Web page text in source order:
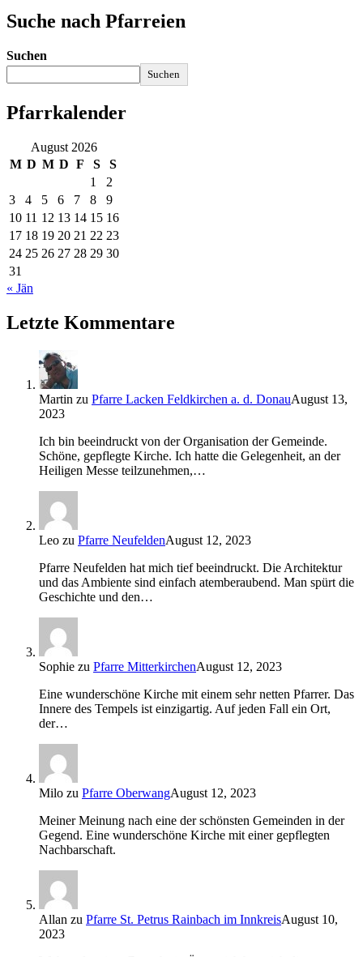
Suche nach Pfarreien
Suchen
Suchen
Pfarrkalender
August 2026
M D M D F S
S
1
2
3
4 5 6 7 8
9
10 11 12 13 14 15 16
17 18 19 20 21 22 23
24 25 26 27 28 29 30
31
« Jän
Letzte Kommentare
Martin zu Pfarre Lacken Feldkirchen a. d. DonauAugust 13,
2023
Ich bin beeindruckt von der Organisation der Gemeinde.
Schöne, gepflegte Kirche. Ich hatte die Gelegenheit, an der
Heiligen Messe teilzunehmen,…
Leo zu Pfarre NeufeldenAugust 12, 2023
Pfarre Neufelden hat mich tief beeindruckt. Die Architektur
und das Ambiente sind einfach atemberaubend. Man spürt die
Geschichte und den…
Sophie zu Pfarre MitterkirchenAugust 12, 2023
Eine wunderschöne Kirche mit einem sehr netten Pfarrer. Das
Innere des Tempels ist einzigartig. Auf jeden Fall ein Ort,
der…
Milo zu Pfarre OberwangAugust 12, 2023
Meiner Meinung nach eine der schönsten Gemeinden in der
Gegend. Eine wunderschöne Kirche mit einer gepflegten
Nachbarschaft.
Allan zu Pfarre St. Petrus Rainbach im InnkreisAugust 10,
2023